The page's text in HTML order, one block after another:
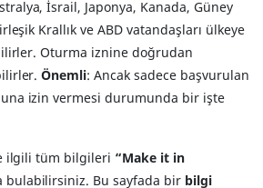
İsrail, Japonya, Kanada, Güney
Krallık ve ABD vatandaşları ülkeye
Oturma iznine doğrudan
Önemli: Ancak sadece başvurulan
izin vermesi durumunda bir işte
ilgili tüm bilgileri “Make it in
bulabilirsiniz. Bu sayfada bir bilgi